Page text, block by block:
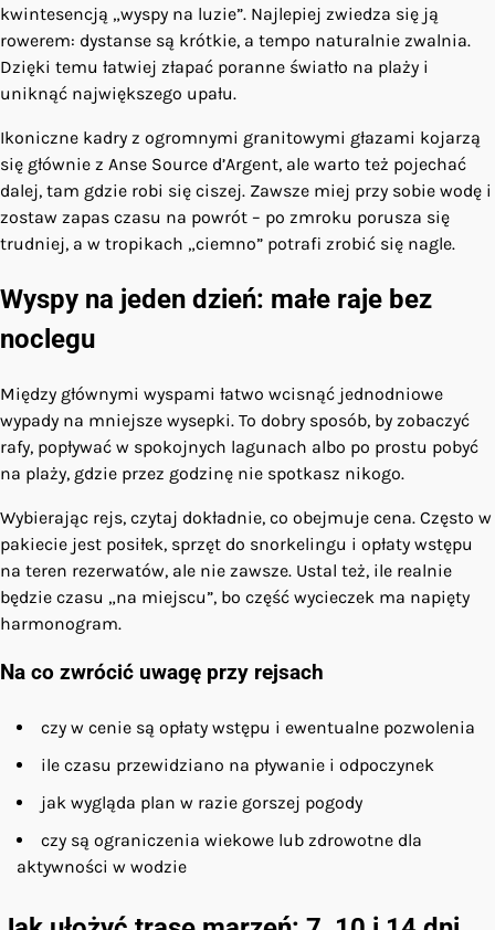
kwintesencją „wyspy na luzie”. Najlepiej zwiedza się ją
rowerem: dystanse są krótkie, a tempo naturalnie zwalnia.
Dzięki temu łatwiej złapać poranne światło na plaży i
uniknąć największego upału.
Ikoniczne kadry z ogromnymi granitowymi głazami kojarzą
się głównie z Anse Source d’Argent, ale warto też pojechać
dalej, tam gdzie robi się ciszej. Zawsze miej przy sobie wodę i
zostaw zapas czasu na powrót – po zmroku porusza się
trudniej, a w tropikach „ciemno” potrafi zrobić się nagle.
Wyspy na jeden dzień: małe raje bez
noclegu
Między głównymi wyspami łatwo wcisnąć jednodniowe
wypady na mniejsze wysepki. To dobry sposób, by zobaczyć
rafy, popływać w spokojnych lagunach albo po prostu pobyć
na plaży, gdzie przez godzinę nie spotkasz nikogo.
Wybierając rejs, czytaj dokładnie, co obejmuje cena. Często w
pakiecie jest posiłek, sprzęt do snorkelingu i opłaty wstępu
na teren rezerwatów, ale nie zawsze. Ustal też, ile realnie
będzie czasu „na miejscu”, bo część wycieczek ma napięty
harmonogram.
Na co zwrócić uwagę przy rejsach
czy w cenie są opłaty wstępu i ewentualne pozwolenia
ile czasu przewidziano na pływanie i odpoczynek
jak wygląda plan w razie gorszej pogody
czy są ograniczenia wiekowe lub zdrowotne dla
aktywności w wodzie